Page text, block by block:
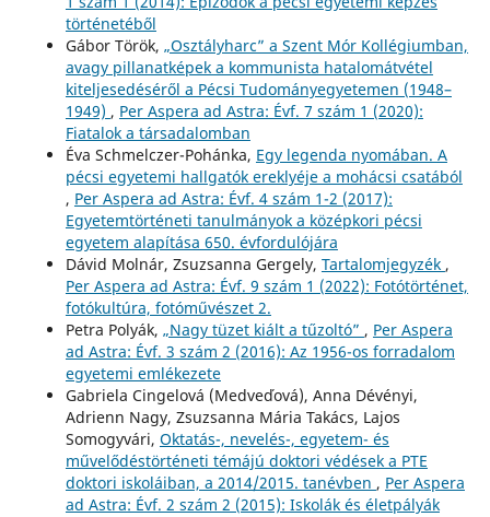
történetéből
Gábor Török, „Osztályharc” a Szent Mór Kollégiumban,
avagy pillanatképek a kommunista hatalomátvétel
kiteljesedéséről a Pécsi Tudományegyetemen (1948–
1949) , Per Aspera ad Astra: Évf. 7 szám 1 (2020):
Fiatalok a társadalomban
Éva Schmelczer-Pohánka, Egy legenda nyomában. A
pécsi egyetemi hallgatók ereklyéje a mohácsi csatából
, Per Aspera ad Astra: Évf. 4 szám 1-2 (2017):
Egyetemtörténeti tanulmányok a középkori pécsi
egyetem alapítása 650. évfordulójára
Dávid Molnár, Zsuzsanna Gergely, Tartalomjegyzék ,
Per Aspera ad Astra: Évf. 9 szám 1 (2022): Fotótörténet,
fotókultúra, fotóművészet 2.
Petra Polyák, „Nagy tüzet kiált a tűzoltó” , Per Aspera
ad Astra: Évf. 3 szám 2 (2016): Az 1956-os forradalom
egyetemi emlékezete
Gabriela Cingelová (Medveďová), Anna Dévényi,
Adrienn Nagy, Zsuzsanna Mária Takács, Lajos
Somogyvári, Oktatás-, nevelés-, egyetem- és
művelődéstörténeti témájú doktori védések a PTE
doktori iskoláiban, a 2014/2015. tanévben , Per Aspera
ad Astra: Évf. 2 szám 2 (2015): Iskolák és életpályák